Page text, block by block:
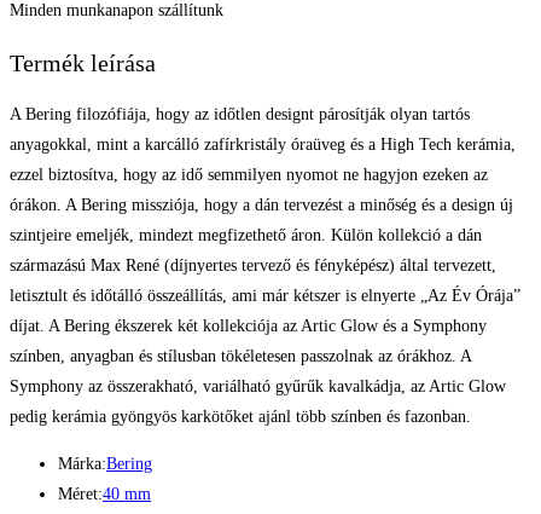
Minden munkanapon szállítunk
Termék leírása
A Bering filozófiája, hogy az időtlen designt párosítják olyan tartós
anyagokkal, mint a karcálló zafírkristály óraüveg és a High Tech kerámia,
ezzel biztosítva, hogy az idő semmilyen nyomot ne hagyjon ezeken az
órákon. A Bering missziója, hogy a dán tervezést a minőség és a design új
szintjeire emeljék, mindezt megfizethető áron. Külön kollekció a dán
származású Max René (díjnyertes tervező és fényképész) által tervezett,
letisztult és időtálló összeállítás, ami már kétszer is elnyerte „Az Év Órája”
díjat. A Bering ékszerek két kollekciója az Artic Glow és a Symphony
színben, anyagban és stílusban tökéletesen passzolnak az órákhoz. A
Symphony az összerakható, variálható gyűrűk kavalkádja, az Artic Glow
pedig kerámia gyöngyös karkötőket ajánl több színben és fazonban.
Márka:Bering
Méret:40 mm